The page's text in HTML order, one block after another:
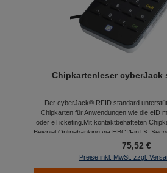
Chipkartenleser cyberJack
Der cyberJack® RFID standard
Chipkarten für Anwendungen wie die eID mit dem nPA, GeldKarte
oder eTicketing.Mit kontaktbehafteten Chipkarten unterstützt er zum
Beispiel Onlinebanking via HBCI/FinTS, Secoder (in Vorbereitung) und
EBICS sowie GeldKarte und die qualifizierte elektronische
Signatur.Der cyberJack® RFID standard erfüllt die strengen
Anforderungen der aktuellen DK-Standards und ist
75,52 €
Preise inkl. MwSt. zzgl.